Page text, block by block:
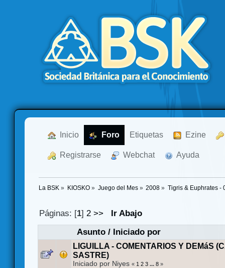
Inicio Foro Etiquetas Ezine
Registrarse Webchat Ayuda
La BSK » KIOSKO» Juego del Mes» 2008 » Tigris & Euphrates -
Páginas: [1]2 >>
Ir Abajo
Asunto/ Iniciado por
LIGUILLA - COMENTARIOS Y DEMáS
SASTRE)
Iniciado por Niyes « 1 2 3 ... 8 »